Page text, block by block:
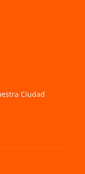
Ciudad